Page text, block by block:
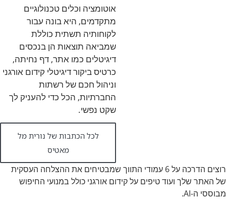
אוטומציה וכלים טכנולוגיים
מתקדמים, היא בונה עבור
לקוחותיה תשתית כוללת
שמביאה תוצאות הן בנכסים
דיגיטלים כמו אתר, דף נחיתה,
כרטיס ביקור דיגיטלי קידום אורגני
וניהול חכם של רשתות
החברתיות, הכל כדי להעניק לך
שקט נפשי.
לכל הכתבות של נורית מל
מאטיס
רוצים הדרכה על 6 עמודי התווך שמבטיחים את ההצלחה העסקית
של האתר שלך ועוד טיפים על קידום אורגני כולל במנועי החיפוש
מבוססי ה-AI.